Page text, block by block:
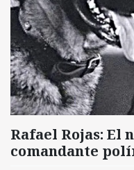
Rafael Rojas: El
comandante